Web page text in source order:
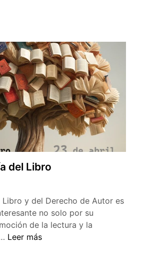
de
Guglielmo
Marconi:
al
pionero
de
la
del Libro
Libro y del Derecho de Autor es
no solo por su
de la lectura y la
23
Leer más